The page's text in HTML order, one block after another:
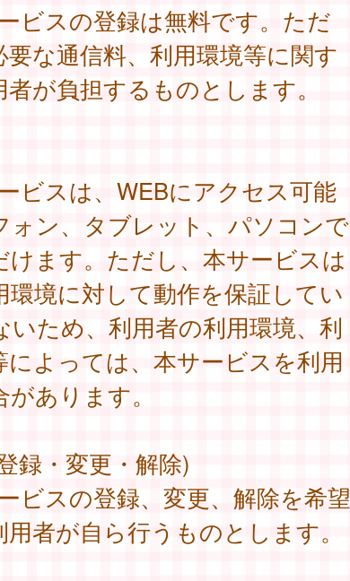
ビスの登録は無料です。ただ
要な通信料、利用環境等に関す
が負担するものとします。
ビスは、WEBにアクセス可能
ォン、タブレット、パソコンで
けます。ただし、本サービスは
環境に対して動作を保証してい
いため、利用者の利用環境、利
によっては、本サービスを利用
あります。
録・変更・解除)
ビスの登録、変更、解除を希望
者が自ら行うものとします。